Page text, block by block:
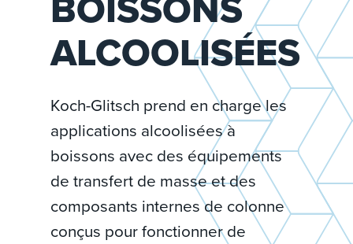
ALCOOLISÉES
Koch-Glitsch prend en charge les
applications alcoolisées à
boissons avec des équipements
de transfert de masse et des
composants internes de colonne
conçus pour fonctionner de